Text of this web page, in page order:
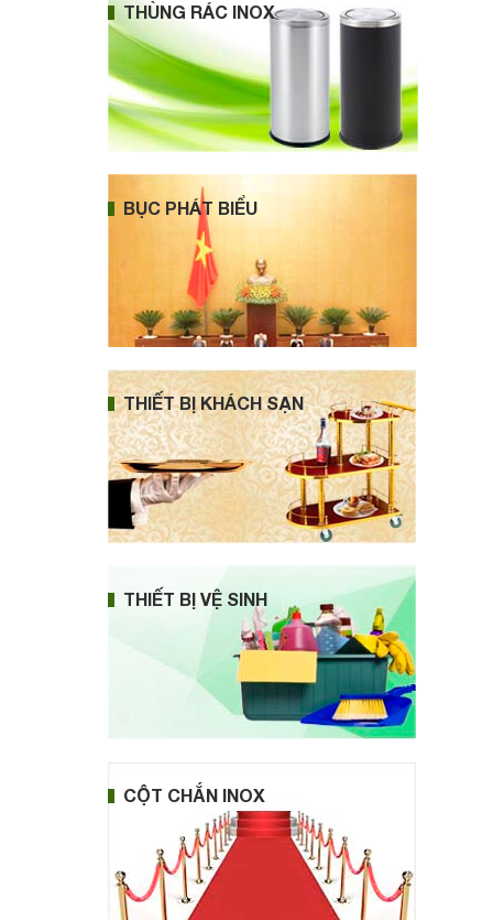
THÙNG RÁC INOX
BỤC PHÁT BIỂU
THIẾT BỊ KHÁCH SẠN
THIẾT BỊ VỆ SINH
CỘT CHẮN INOX